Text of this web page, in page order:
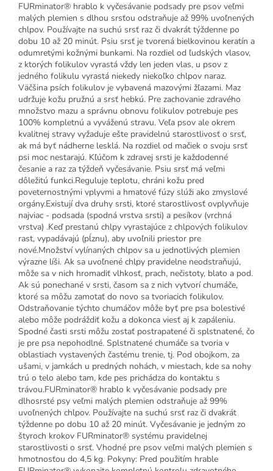
FURminator® hrablo k vyčesávanie podsady pre psov veľmi
malých plemien s dlhou srsťou odstraňuje až 99% uvoľnených
chlpov. Používajte na suchú srsť raz či dvakrát týždenne po
dobu 10 až 20 minút. Psiu srsť je tvorená bielkovinou keratín a
odumretými kožnými bunkami. Na rozdiel od ľudských vlasov,
z ktorých folikulov vyrastá vždy len jeden vlas, u psov z
jedného folikulu vyrastá niekedy niekoľko chlpov naraz.
Väčšina psích folikulov je vybavená mazovými žľazami. Maz
udržuje kožu pružnú a srsť hebkú. Pre zachovanie zdravého
množstvo mazu a správnu obnovu folikulov potrebuje pes
100% kompletnú a vyváženú stravu. Veľa psov ale okrem
kvalitnej stravy vyžaduje ešte pravidelnú starostlivosť o srsť,
ak má byť nádherne lesklá. Na rozdiel od mačiek o svoju srsť
psi moc nestarajú. Kľúčom k zdravej srsti je každodenné
česanie a raz za týždeň vyčesávanie. Psiu srsť má veľmi
dôležitú funkci.Reguluje teplotu, chráni kožu pred
poveternostnými vplyvmi a hmatové fúzy slúži ako zmyslové
orgány.Existují dva druhy srsti, ktoré starostlivosť ovplyvňuje
najviac - podsada (spodná vrstva srsti) a pesíkov (vrchná
vrstva) .Keď prestanú chlpy vyrastajúce z chlpových folikulov
rast, vypadávajú (pĺznu), aby uvoľnili priestor pre
nové.Množství vylínaných chlpov sa u jednotlivých plemien
výrazne líši. Ak sa uvoľnené chlpy pravidelne neodstraňujú,
môže sa v nich hromadiť vlhkosť, prach, nečistoty, blato a pod.
Ak sú ponechané v srsti, časom sa z nich vytvorí chumáče,
ktoré sa môžu zamotať do novo sa tvoriacich folikulov.
Odstraňovanie týchto chumáčov môže byť pre psa bolestivé
alebo môže podráždiť kožu a dokonca viesť aj k zapáleniu.
Spodné časti srsti môžu zostať postrapatené či splstnatené, čo
je pre psa nepohodlné. Splstnatené chumáče sa tvoria v
oblastiach vystavených častému trenie, tj. Pod obojkom, za
ušami, v jamkách u predných nohách, v miestach, kde sa nohy
trú o telo alebo tam, kde pes prichádza do kontaktu s
trávou.FURminator® hrablo k vyčesávanie podsady pre
dlhosrsté psy veľmi malých plemien odstraňuje až 99%
uvoľnených chlpov. Používajte na suchú srsť raz či dvakrát
týždenne po dobu 10 až 20 minút. Vyčesávanie je jedným zo
štyroch krokov FURminator® systému pravidelnej
starostlivosti o srsť. Vhodné pre psov veľmi malých plemien s
hmotnosťou do 4,5 kg. Pokyny: Pred použitím hrable